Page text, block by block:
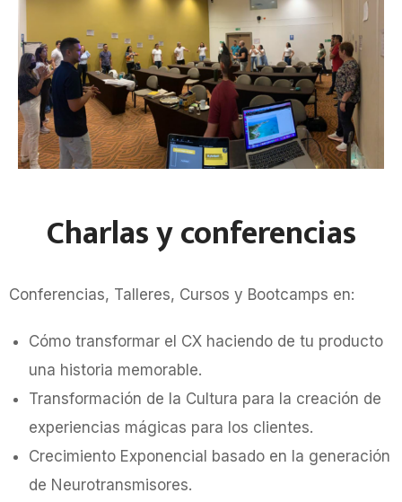
Charlas y conferencias
Conferencias, Talleres, Cursos y Bootcamps en:
Cómo transformar el CX haciendo de tu producto
una historia memorable.
Transformación de la Cultura para la creación de
experiencias mágicas para los clientes.
Crecimiento Exponencial basado en la generación
de Neurotransmisores.